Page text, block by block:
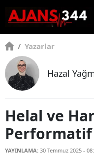
/ Yazarlar
Hazal
Helal ve
YAYINLAMA: 30 Temmuz 2025 -